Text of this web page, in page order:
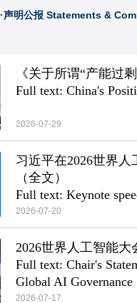
·声明公报 Statements &
《关于所谓“产能过
Full text: China's
2026-07-29
习近平在2026世界
（全文）
Full text: Keynote
World AI Conference
2026-07-20
2026世界人工智能
Full text: Chair's
Global AI Governance
2026-07-17